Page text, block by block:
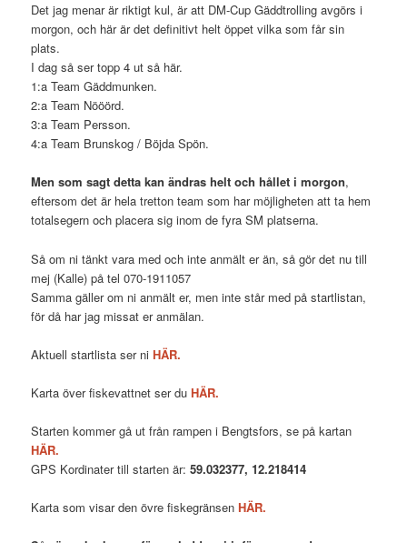
Det jag menar är riktigt kul, är att DM-Cup Gäddtrolling avgörs i
morgon, och här är det definitivt helt öppet vilka som får sin
plats.
I dag så ser topp 4 ut så här.
1:a Team Gäddmunken.
2:a Team Nööörd.
3:a Team Persson.
4:a Team Brunskog / Böjda Spön.
Men som sagt detta kan ändras helt och hållet i morgon,
eftersom det är hela tretton team som har möjligheten att ta hem
totalsegern och placera sig inom de fyra SM platserna.
Så om ni tänkt vara med och inte anmält er än, så gör det nu till
mej (Kalle) på tel 070-1911057
Samma gäller om ni anmält er, men inte står med på startlistan,
för då har jag missat er anmälan.
Aktuell startlista ser niHÄR.
Karta över fiskevattnet ser du HÄR.
Starten kommer gå ut från rampen i Bengtsfors, se på kartan
HÄR.
GPS Kordinater till starten är:59.032377, 12.218414
Karta som visar den övre fiskegränsenHÄR.